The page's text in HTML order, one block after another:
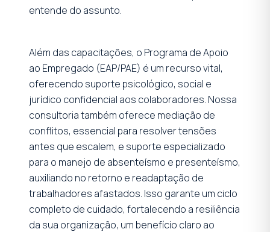
entende do assunto.
Além das capacitações, o Programa de Apoio
ao Empregado (EAP/PAE) é um recurso vital,
oferecendo suporte psicológico, social e
jurídico confidencial aos colaboradores. Nossa
consultoria também oferece mediação de
conflitos, essencial para resolver tensões
antes que escalem, e suporte especializado
para o manejo de absenteísmo e presenteísmo,
auxiliando no retorno e readaptação de
trabalhadores afastados. Isso garante um ciclo
completo de cuidado, fortalecendo a resiliência
da sua organização, um benefício claro ao